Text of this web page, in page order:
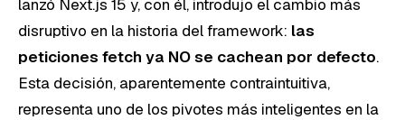
lanzó Next.js 15 y, con él, introdujo el cambio más
disruptivo en la historia del framework: las
peticiones fetch ya NO se cachean por defecto.
Esta decisión, aparentemente contraintuitiva,
representa uno de los pivotes más inteligentes en la